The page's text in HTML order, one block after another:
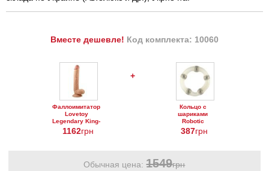
Вместе дешевле! Код комплекта: 10060
Фаллоимитатор
Lovetoy
Legendary King-
Sized Realistic
Dildo 10 Inch
1162грн
+
Кольцо с
шариками
Robotic
387грн
Обычная цена:1549грн